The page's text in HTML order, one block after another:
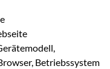
Betriebssystem